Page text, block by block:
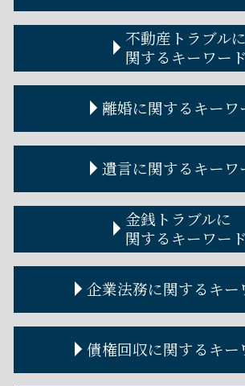
自己破産 デメリット
自己破産手続き
自己破産 離婚
自己破産 車 ローン
自己破産 費用
破産管財人 調べ方
自己破産 費用 免除
自己破産 何年で消える
自己破産 賃貸
自己破産 住宅ローン
自己破産とは わかりやすく
自己破産 クレジットカード
自己破産とは デメリット
不動産トラブルに
関するキーワード
不動産トラブル 事例
アパート 取り壊し 立ち退き 拒否
不動産 トラブル 多い
個人間 不動産売買
賃貸不動産トラブル 相談
不動産屋トラブル
不動産トラブル 弁護士 費用
不動産トラブル 裁判
不動産トラブル
家賃 値上げ 拒否
離婚に関するキーワ
離婚協議
離婚届 必要書類
離婚調停 期間
離婚裁判 費用
離婚裁判 流れ
遺言に関するキーワ
遺言書 書き方
遺言書 効力
遺言書 公正証書
遺言書作成
金銭トラブルに
関するキーワード
金銭トラブル 警察
金銭トラブル 男女
金銭トラブル 個人間
金銭トラブル 事例
企業法務に関するキー
契約書の作成
弁護士 顧問
債権回収に関するキー